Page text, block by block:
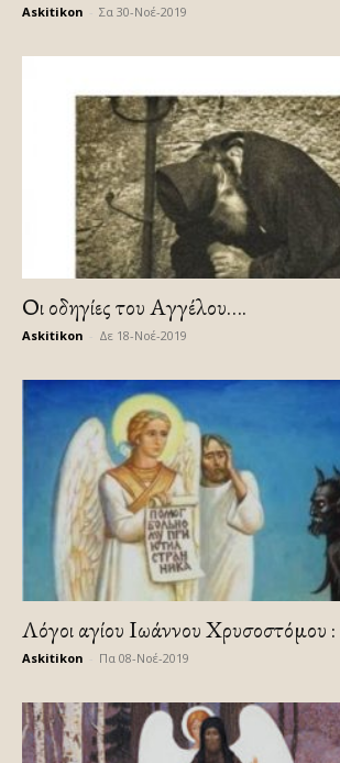
Askitikon Σα 30-Νοέ-2019
Οι οδηγίες του Αγγέλου….
Askitikon Δε 18-Νοέ-2019
Λόγοι αγίου Ιωάννου Χρυσοστόμου :
Askitikon Πα 08-Νοέ-2019